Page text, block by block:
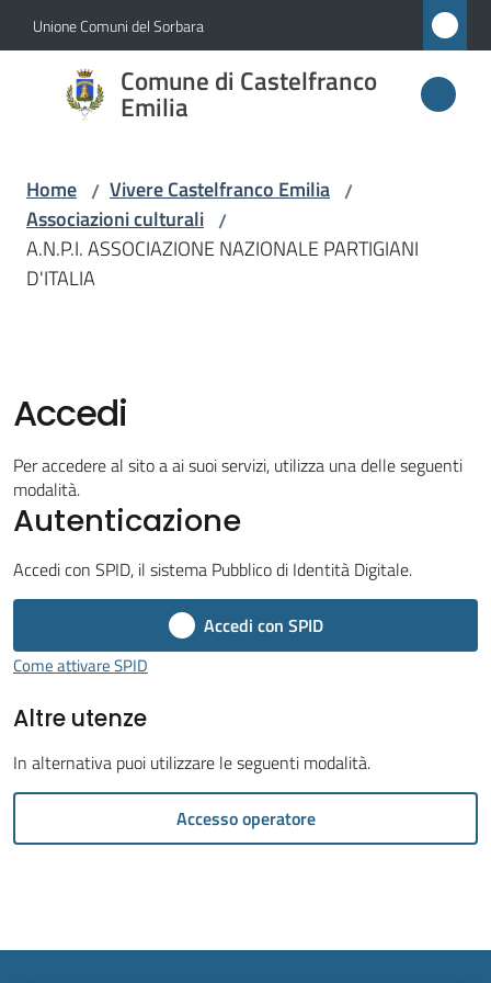
Vai al contenuto
Vai alla navigazione
Vai al footer
Unione Comuni del Sorbara
Comune di Castelfranco
Emilia
Comune di
Castelfranco
Amministrazione
Vivere
Castelfranco
Emilia
Menu selezionato
gli
Seguici
Home / Vivere Castelfranco Emilia /
Associazioni culturali /
A.N.P.I. ASSOCIAZIONE NAZIONALE PARTIGIANI
D'ITALIA
Accedi
Per accedere al sito a ai suoi servizi, utilizza una delle seguenti
modalità.
Autenticazione
Accedi con SPID, il sistema Pubblico di Identità Digitale.
Accedi con SPID
Come attivare SPID
Altre utenze
In alternativa puoi utilizzare le seguenti modalità.
Accesso operatore